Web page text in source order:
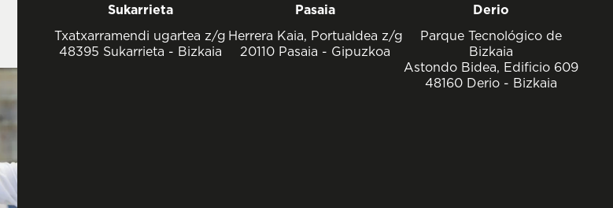
Sukarrieta
Txatxarramendi ugartea z/g
48395 Sukarrieta - Bizkaia
Pasaia
Herrera Kaia, Portualdea z/g
20110 Pasaia - Gipuzkoa
Derio
Parque Tecnológico de
Bizkaia
Astondo Bidea, Edificio 609
48160 Derio - Bizkaia